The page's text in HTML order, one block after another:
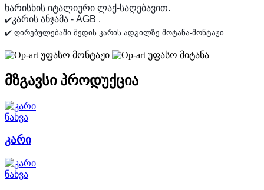
ხარისხის იტალიური ლაქ-საღებავით.
✔️კარის ანჯამა - AGB .
✔️ ღირებულებაში შედის კარის ადგილზე მოტანა-მონტაჟი.
უფასო მონტაჟი უფასო მიტანა
მზგავსი პროდუქცია
ნახვა
კარი
ნახვა